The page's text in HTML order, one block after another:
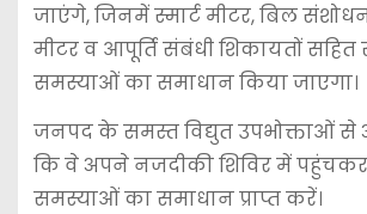
जाएंगे, जिनमें स्मार्ट मीटर, बिल
मीटर व आपूर्ति संबंधी शिकायतों सहित
समस्याओं का समाधान किया जाएगा।
जनपद के समस्त विद्युत उपभोक्ताओं से
कि वे अपने नजदीकी शिविर में
समस्याओं का समाधान प्राप्त करें।